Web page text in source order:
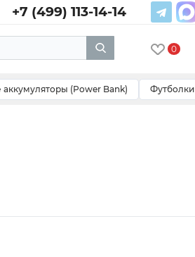
+7 (499) 113-14-14
0
(Power Bank) Футболки